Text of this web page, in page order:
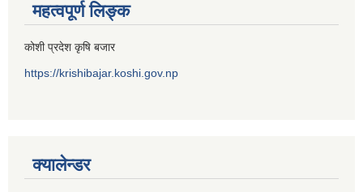
महत्वपूर्ण लिङ्क
कोशी प्रदेश कृषि बजार
https://krishibajar.koshi.gov.np
क्यालेन्डर